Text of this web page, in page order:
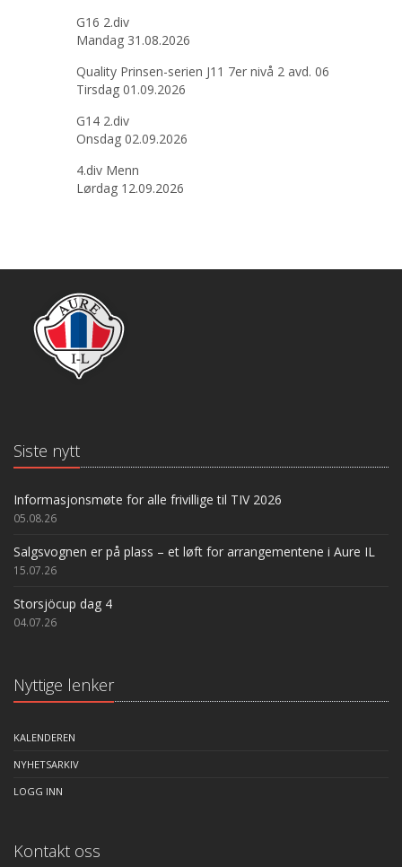
G16 2.div
Mandag 31.08.2026
Quality Prinsen-serien J11 7er nivå 2 avd. 06
Tirsdag 01.09.2026
G14 2.div
Onsdag 02.09.2026
4.div Menn
Lørdag 12.09.2026
Siste nytt
Informasjonsmøte for alle frivillige til TIV 2026
05.08.26
Salgsvognen er på plass – et løft for arrangementene i Aure IL
15.07.26
Storsjöcup dag 4
04.07.26
Nyttige lenker
KALENDEREN
NYHETSARKIV
LOGG INN
Kontakt oss